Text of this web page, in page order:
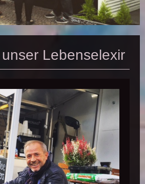
Lebenselexir